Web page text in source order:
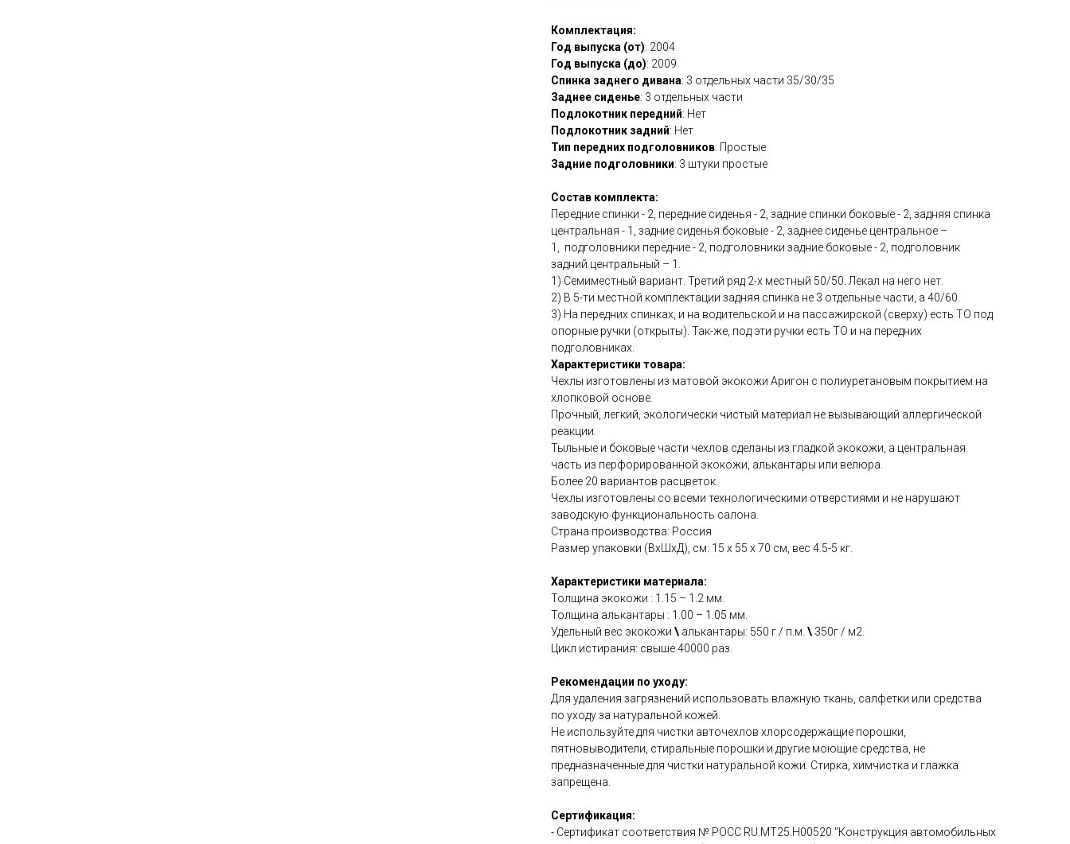
Комплектация:
Год выпуска (от): 2004
Год выпуска (до): 2009
Спинка заднего дивана: 3 отдельных части 35/30/35
Заднее сиденье: 3 отдельных части
Подлокотник передний: Нет
Подлокотник задний: Нет
Тип передних подголовников: Простые
Задние подголовники: 3 штуки простые
Состав комплекта:
Передние спинки - 2, передние сиденья - 2, задние спинки боковые - 2, задняя спинка
центральная - 1, задние сиденья боковые - 2, заднее сиденье центральное –
1, подголовники передние - 2, подголовники задние боковые - 2, подголовник
задний центральный – 1.
1) Семиместный вариант. Третий ряд 2-х местный 50/50. Лекал на него нет.
2) В 5-ти местной комплектации задняя спинка не 3 отдельные части, а 40/60.
3) На передних спинках, и на водительской и на пассажирской (сверху) есть ТО под
опорные ручки (открыты). Так-же, под эти ручки есть ТО и на передних
подголовниках.
Характеристики товара:
Чехлы изготовлены из матовой экокожи Аригон с полиуретановым покрытием на
хлопковой основе.
Прочный, легкий, экологически чистый материал не вызывающий аллергической
реакции.
Тыльные и боковые части чехлов сделаны из гладкой экокожи, а центральная
часть из перфорированной экокожи, алькантары или велюра.
Более 20 вариантов расцветок.
Чехлы изготовлены со всеми технологическими отверстиями и не нарушают
заводскую функциональность салона.
Страна производства: Россия
Размер упаковки (ВхШхД), см: 15 x 55 x 70 см, вес 4.5-5 кг.
Характеристики материала:
Толщина экокожи : 1.15 – 1.2 мм.
Толщина алькантары : 1.00 – 1.05 мм.
Удельный вес экокожи \ алькантары: 550 г / п.м. \ 350г / м2.
Цикл истирания: свыше 40000 раз.
Рекомендации по уходу:
Для удаления загрязнений использовать влажную ткань, салфетки или средства
по уходу за натуральной кожей.
Не используйте для чистки авточехлов хлорсодержащие порошки,
пятновыводители, стиральные порошки и другие моющие средства, не
предназначенные для чистки натуральной кожи. Стирка, химчистка и глажка
запрещена.
Сертификация:
- Сертификат соответствия № РОСС RU.МТ25.Н00520 "Конструкция автомобильных